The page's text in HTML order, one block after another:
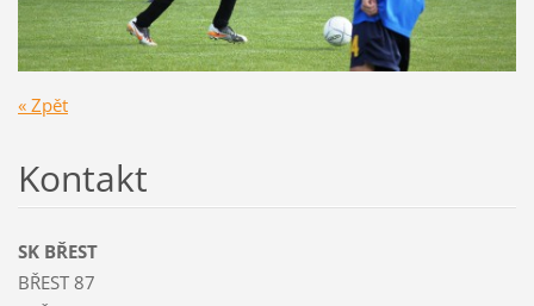
« Zpět
Kontakt
SK BŘEST
BŘEST 87